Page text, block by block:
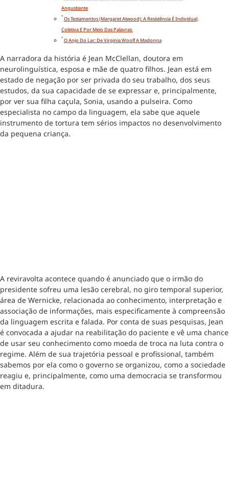
Angustiante
Os Testamentos (Margaret Atwood): A Resistência É Individual,
Coletiva E Por Meio Das Palavras
O Anjo Do Lar: De Virginia Woolf A Madonna
A narradora da história é Jean McClellan, doutora em
neurolinguística, esposa e mãe de quatro filhos. Jean está em
estado de negação por ser privada do seu trabalho, dos seus
estudos, da sua capacidade de se expressar e, principalmente,
por ver sua filha caçula, Sonia, usando a pulseira. Como
especialista no campo da linguagem, ela sabe que aquele
instrumento de tortura tem sérios impactos no desenvolvimento
da pequena criança.
A reviravolta acontece quando é anunciado que o irmão do
presidente sofreu uma lesão cerebral, no giro temporal superior,
área de Wernicke, relacionada ao conhecimento, interpretação e
associação de informações, mais especificamente à compreensão
da linguagem escrita e falada. Por conta de suas pesquisas, Jean
é convocada a ajudar na reabilitação do paciente e vê uma chance
de usar seu conhecimento como moeda de troca na luta contra o
regime. Além de sua trajetória pessoal e profissional, também
sabemos por ela como o governo se organizou, como a sociedade
reagiu e, principalmente, como uma democracia se transformou
em ditadura.